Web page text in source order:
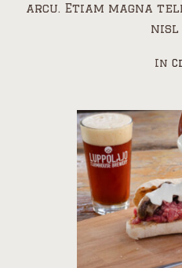
arcu. Etiam magna
nisl
In